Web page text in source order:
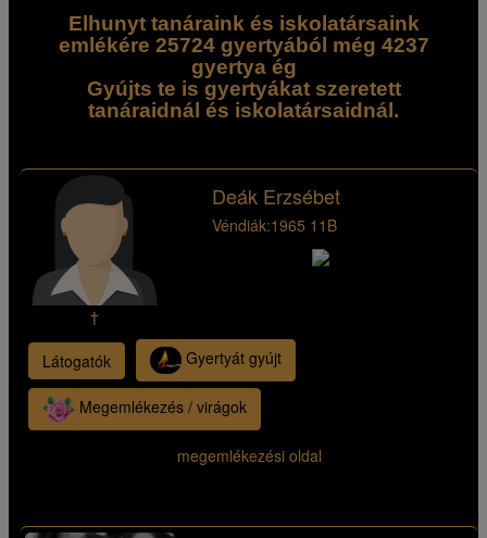
Elhunyt tanáraink és iskolatársaink
emlékére 25724 gyertyából még 4237
gyertya ég
Gyújts te is gyertyákat szeretett
tanáraidnál és iskolatársaidnál.
†
Deák Erzsébet
Véndiák:1965 11B
Látogatók Gyertyát gyújt
Megemlékezés / virágok
megemlékezési oldal